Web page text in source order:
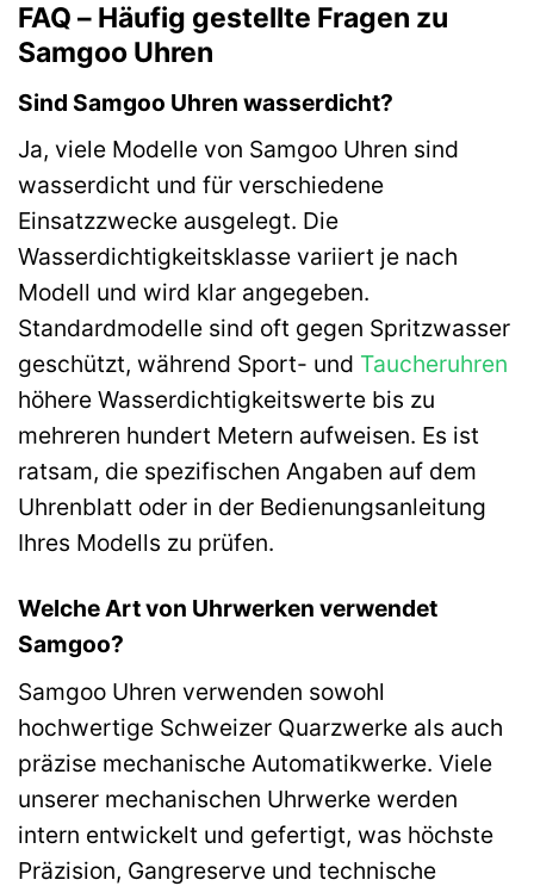
FAQ – Häufig gestellte Fragen zu
Samgoo Uhren
Sind Samgoo Uhren wasserdicht?
Ja, viele Modelle von Samgoo Uhren sind
wasserdicht und für verschiedene
Einsatzzwecke ausgelegt. Die
Wasserdichtigkeitsklasse variiert je nach
Modell und wird klar angegeben.
Standardmodelle sind oft gegen Spritzwasser
geschützt, während Sport- und Taucheruhren
höhere Wasserdichtigkeitswerte bis zu
mehreren hundert Metern aufweisen. Es ist
ratsam, die spezifischen Angaben auf dem
Uhrenblatt oder in der Bedienungsanleitung
Ihres Modells zu prüfen.
Welche Art von Uhrwerken verwendet
Samgoo?
Samgoo Uhren verwenden sowohl
hochwertige Schweizer Quarzwerke als auch
präzise mechanische Automatikwerke. Viele
unserer mechanischen Uhrwerke werden
intern entwickelt und gefertigt, was höchste
Präzision, Gangreserve und technische